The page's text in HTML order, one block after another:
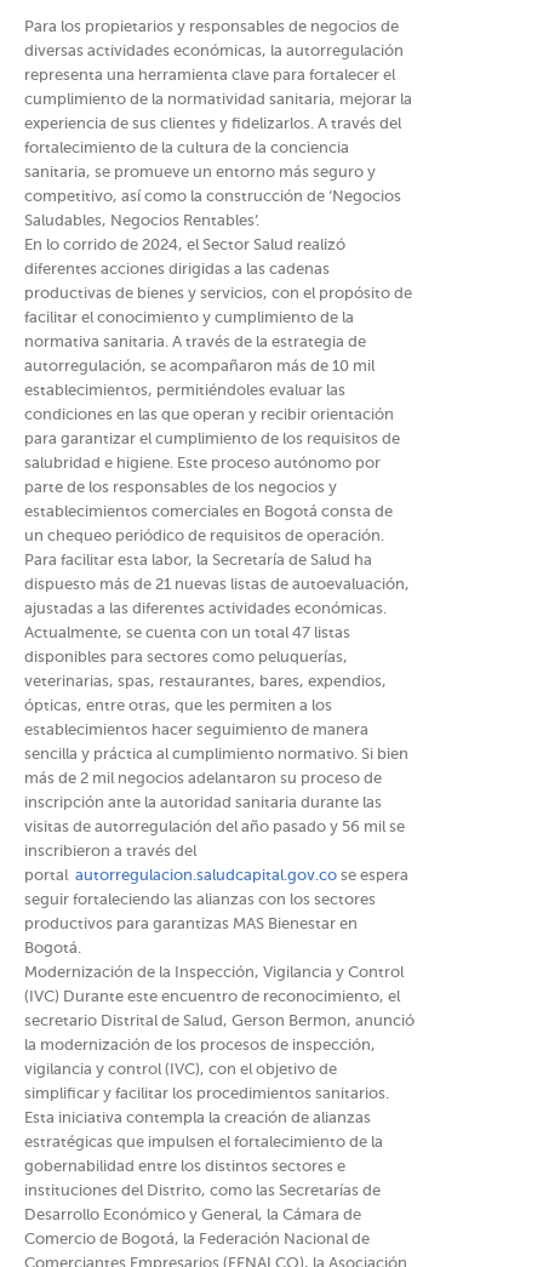
Para los propietarios y responsables de negocios de
diversas actividades económicas, la autorregulación
representa una herramienta clave para fortalecer el
cumplimiento de la normatividad sanitaria, mejorar la
experiencia de sus clientes y fidelizarlos. A través del
fortalecimiento de la cultura de la conciencia
sanitaria, se promueve un entorno más seguro y
competitivo, así como la construcción de ‘Negocios
Saludables, Negocios Rentables’.
En lo corrido de 2024, el Sector Salud realizó
diferentes acciones dirigidas a las cadenas
productivas de bienes y servicios, con el propósito de
facilitar el conocimiento y cumplimiento de la
normativa sanitaria. A través de la estrategia de
autorregulación, se acompañaron más de 10 mil
establecimientos, permitiéndoles evaluar las
condiciones en las que operan y recibir orientación
para garantizar el cumplimiento de los requisitos de
salubridad e higiene. Este proceso autónomo por
parte de los responsables de los negocios y
establecimientos comerciales en Bogotá consta de
un chequeo periódico de requisitos de operación.
Para facilitar esta labor, la Secretaría de Salud ha
dispuesto más de 21 nuevas listas de autoevaluación,
ajustadas a las diferentes actividades económicas.
Actualmente, se cuenta con un total 47 listas
disponibles para sectores como peluquerías,
veterinarias, spas, restaurantes, bares, expendios,
ópticas, entre otras, que les permiten a los
establecimientos hacer seguimiento de manera
sencilla y práctica al cumplimiento normativo. Si bien
más de 2 mil negocios adelantaron su proceso de
inscripción ante la autoridad sanitaria durante las
visitas de autorregulación del año pasado y 56 mil se
inscribieron a través del
portal autorregulacion.saludcapital.gov.co se espera
seguir fortaleciendo las alianzas con los sectores
productivos para garantizas MAS Bienestar en
Bogotá.
Modernización de la Inspección, Vigilancia y Control
(IVC) Durante este encuentro de reconocimiento, el
secretario Distrital de Salud, Gerson Bermon, anunció
la modernización de los procesos de inspección,
vigilancia y control (IVC), con el objetivo de
simplificar y facilitar los procedimientos sanitarios.
Esta iniciativa contempla la creación de alianzas
estratégicas que impulsen el fortalecimiento de la
gobernabilidad entre los distintos sectores e
instituciones del Distrito, como las Secretarías de
Desarrollo Económico y General, la Cámara de
Comercio de Bogotá, la Federación Nacional de
Comerciantes Empresarios (FENALCO), la Asociación